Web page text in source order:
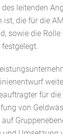
leitenden
ist, die für die
sowie die Rolle
für
von